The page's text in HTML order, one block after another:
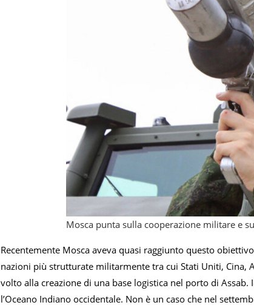
Mosca punta sulla cooperazione militare e
Recentemente Mosca aveva quasi raggiunto questo
nazioni più strutturate militarmente tra cui Stati Uniti, Cina,
volto alla creazione di una base logistica nel porto di
l’Oceano Indiano occidentale. Non è un caso che nel